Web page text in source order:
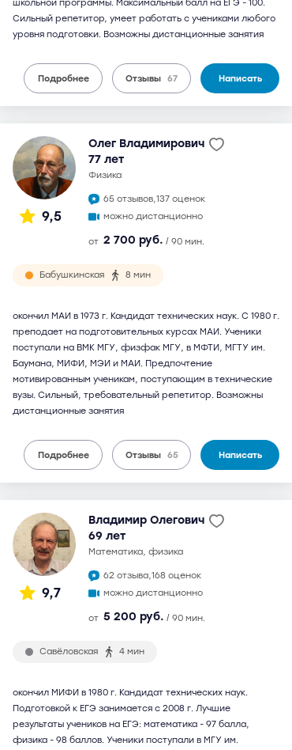
школьной программы. Максимальный балл на ЕГЭ - 100.
Сильный репетитор, умеет работать с учениками любого
уровня подготовки. Возможны дистанционные занятия
Подробнее Отзывы 67 Написать
9,5
Олег Владимирович
77 лет
физика
65 отзывов,137 оценок
можно дистанционно
от 2 700 руб. / 90 мин.
Бабушкинская 8 мин
окончил МАИ в 1973 г. Кандидат технических наук. С 1980 г.
преподает на подготовительных курсах МАИ. Ученики
поступали на ВМК МГУ, физфак МГУ, в МФТИ, МГТУ им.
Баумана, МИФИ, МЭИ и МАИ. Предпочтение
мотивированным ученикам, поступающим в технические
вузы. Сильный, требовательный репетитор. Возможны
дистанционные занятия
Подробнее Отзывы 65 Написать
9,7
Владимир Олегович
69 лет
математика, физика
62 отзыва,168 оценок
можно дистанционно
от 5 200 руб. / 90 мин.
Савёловская 4 мин
окончил МИФИ в 1980 г. Кандидат технических наук.
Подготовкой к ЕГЭ занимается с 2008 г. Лучшие
результаты учеников на ЕГЭ: математика - 97 балла,
физика - 98 баллов. Ученики поступали в МГУ им.